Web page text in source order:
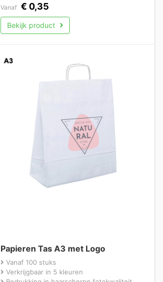
Vanaf €0,35
Bekijk product
Papieren Tas A3 met Logo
Vanaf 100 stuks
Verkrijgbaar in 5 kleuren